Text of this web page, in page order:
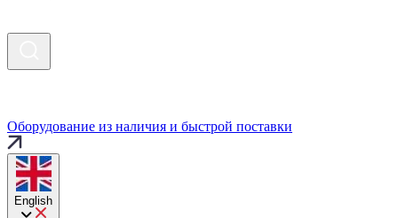
Оборудование из наличия и быстрой поставки
English